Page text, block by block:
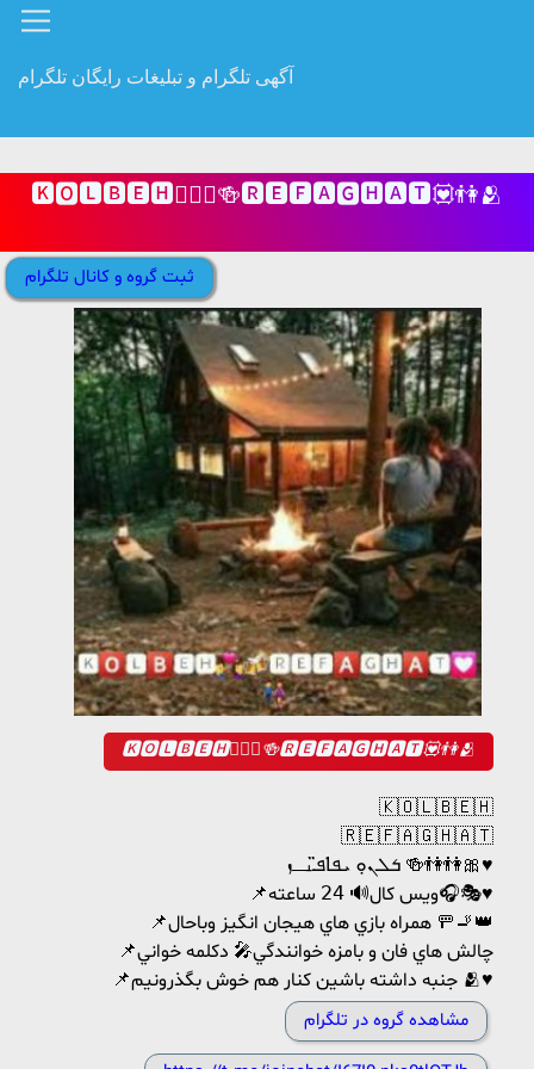
آگهی تلگرام و تبلیغات رایگان تلگرام
🅺🅾🅻🅱🅴🅷👩‍❤️‍👨🍻🆁🅴🅵🅰🅶🅷🅰🆃💟👫🫂
ثبت گروه و کانال تلگرام
🅺🅾🅻🅱🅴🅷👩‍❤️‍👨🍻🆁🅴🅵🅰🅶🅷🅰🆃💟👫🫂
🇰‌🇴‌🇱‌🇧‌🇪‌🇭‌
🇷‌🇪‌🇫‌🇦‌🇬‌🇭‌🇦‌🇹‌
ܭܠܢ̣ܘ ܝ‌ܦ̇ߊ‌ܦ̈ـࡅ߳ߺߺܙ 🍻👫👫🎀♥️
📌ويس كال🔊 𝟤𝟦 ساعته🎧🎭♥️
📌همراه بازي هاي هيجان انگيز وباحال 🚥🚬👑
📌چالش هاي فان و بامزه خوانندگي🎤 دكلمه خواني
📌جنبه داشته باشین کنار هم خوش بگذرونیم 🫂♥️
مشاهده گروه در تلگرام